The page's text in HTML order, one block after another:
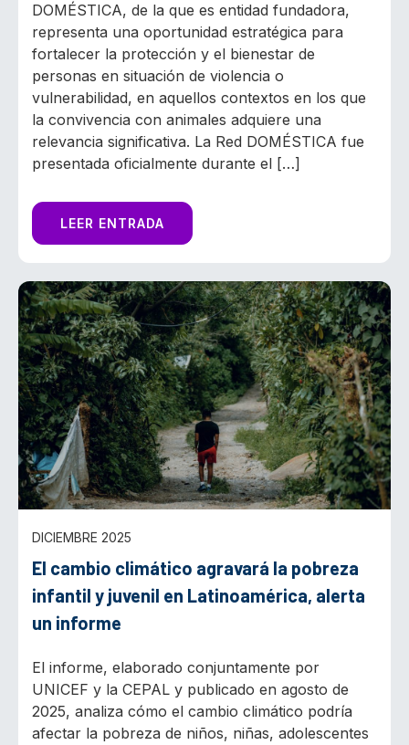
DOMÉSTICA, de la que es entidad fundadora,
representa una oportunidad estratégica para
fortalecer la protección y el bienestar de
personas en situación de violencia o
vulnerabilidad, en aquellos contextos en los que
la convivencia con animales adquiere una
relevancia significativa. La Red DOMÉSTICA fue
presentada oficialmente durante el […]
LEER ENTRADA
DICIEMBRE 2025
El cambio climático agravará la pobreza
infantil y juvenil en Latinoamérica, alerta
un informe
El informe, elaborado conjuntamente por
UNICEF y la CEPAL y publicado en agosto de
2025, analiza cómo el cambio climático podría
afectar la pobreza de niños, niñas, adolescentes